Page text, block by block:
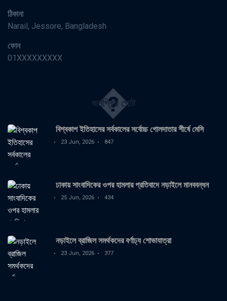
ঠিকানা
Narail, Jessore, Bangladesh
ফোন
01XXXXXXXXX
জনপ্রিয় পোষ্ট
�
বিশ্বকাপ ইতিহাসের সর্বকালের সর্বোচ্চ গোলদাতার শীর্ষে মেসি
23 Jun, 2026 847
ঢাকায় সাংবাদিকের ওপর হামলার প্রতিবাদে নড়াইলে মানববন্ধন
25 Jun, 2026 434
নড়াইলে ব্রাজিল সমর্থকদের বর্ণাঢ্য শোভাযাত্রা
23 Jun, 2026 377